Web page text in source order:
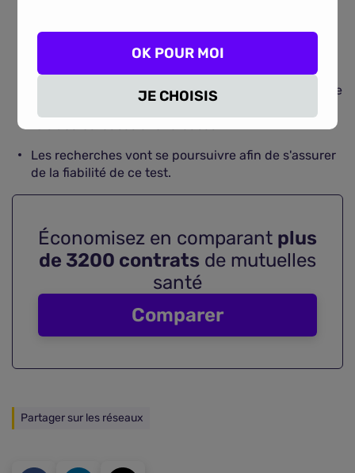
Ce type de prélèvement plus sûr et plus facile à
mettre en place constitue une excellente alternative
Les recherches vont se poursuivre afin de s'assurer
de la fiabilité de ce test.
Économisez en comparant plus
de 3200 contrats de mutuelles
santé
Comparer
Partager sur les réseaux
JE CHOISIS
OK POUR MOI